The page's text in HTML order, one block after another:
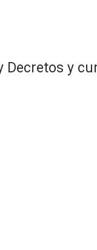
Decretos y